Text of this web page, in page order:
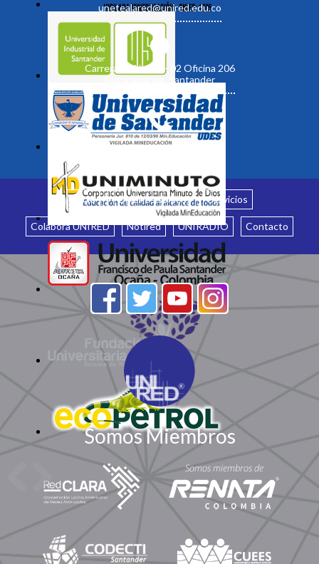
unetealared@unired.edu.co
Carrera 19 No. 35 - 02 Oficina 206
Bucaramanga, Santander
Inicio ¿Quiénes somos? Servicios
Colabora UNIRED Notired UNIRADIO Contacto
Somos Miembros